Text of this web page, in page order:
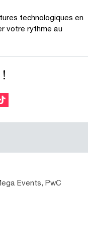
technologiques en
votre rythme au
Events, PwC